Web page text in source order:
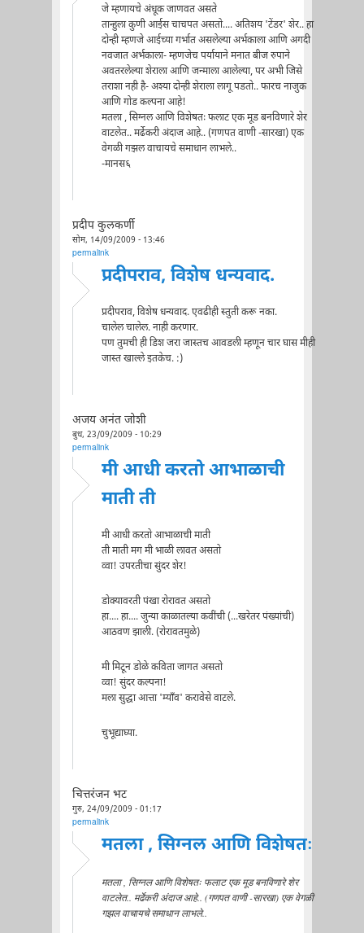
जे म्हणायचे अंधूक जाणवत असते
तान्हुला कुणी आईस चाचपत असतो.... अतिशय 'टेंडर' शेर.. हा
दोन्ही म्हणजे आईच्या गर्भात असलेल्या अर्भकाला आणि अगदी
नवजात अर्भकाला- म्हणजेच पर्यायाने मनात बीज रुपाने
अवतरलेल्या शेराला आणि जन्माला आलेल्या, पर अभी जिसे
तराशा नही है- अश्या दोन्ही शेराला लागू पडतो.. फारच नाजुक
आणि गोड कल्पना आहे!
मतला , सिग्नल आणि विशेषतः फलाट एक मूड बनविणारे शेर
वाटलेत.. मर्ढेकरी अंदाज आहे.. (गणपत वाणी -सारखा) एक
वेगळी गझल वाचायचे समाधान लाभले..
-मानस६
प्रदीप कुलकर्णी
सोम, 14/09/2009 - 13:46
permalink
प्रदीपराव, विशेष धन्यवाद.
प्रदीपराव, विशेष धन्यवाद. एवढीही स्तुती करू नका.
चालेल चालेल. नाही करणार.
पण तुमची ही डिश जरा जास्तच आवडली म्हणून चार घास मीही
जास्त खाल्ले इतकेच. :)
अजय अनंत जोशी
बुध, 23/09/2009 - 10:29
permalink
मी आधी करतो आभाळाची
माती ती
मी आधी करतो आभाळाची माती
ती माती मग मी भाळी लावत असतो
व्वा! उपरतीचा सुंदर शेर!
डोक्यावरती पंखा रोरावत असतो
हा.... हा.... जुन्या काळातल्या कवींची (...खरेतर पंख्यांची)
आठवण झाली. (रोरावतमुळे)
मी मिटून डोळे कविता जागत असतो
व्वा! सुंदर कल्पना!
मला सुद्धा आत्ता 'म्याँव' करावेसे वाटले.
चुभूद्याघ्या.
चित्तरंजन भट
गुरु, 24/09/2009 - 01:17
permalink
मतला , सिग्नल आणि विशेषतः
मतला , सिग्नल आणि विशेषतः फलाट एक मूड बनविणारे शेर
वाटलेत.. मर्ढेकरी अंदाज आहे.. (गणपत वाणी -सारखा) एक वेगळी
गझल वाचायचे समाधान लाभले..